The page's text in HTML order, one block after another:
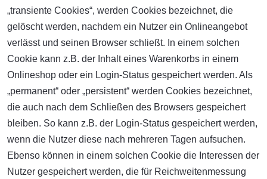
„transiente Cookies“, werden Cookies bezeichnet, die
gelöscht werden, nachdem ein Nutzer ein Onlineangebot
verlässt und seinen Browser schließt. In einem solchen
Cookie kann z.B. der Inhalt eines Warenkorbs in einem
Onlineshop oder ein Login-Status gespeichert werden. Als
„permanent“ oder „persistent“ werden Cookies bezeichnet,
die auch nach dem Schließen des Browsers gespeichert
bleiben. So kann z.B. der Login-Status gespeichert werden,
wenn die Nutzer diese nach mehreren Tagen aufsuchen.
Ebenso können in einem solchen Cookie die Interessen der
Nutzer gespeichert werden, die für Reichweitenmessung